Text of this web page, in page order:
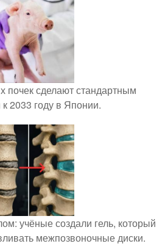
почек сделают стандартным
2033 году в Японии.
учёные создали гель, который
межпозвоночные диски.